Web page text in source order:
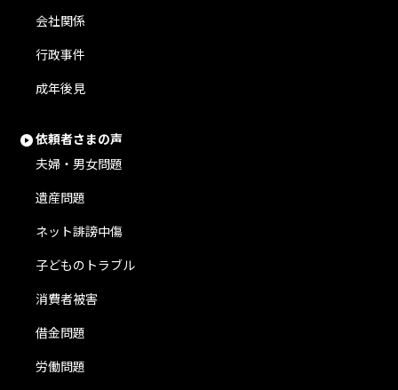
会社関係
行政事件
成年後見
依頼者さまの声
夫婦・男女問題
遺産問題
ネット誹謗中傷
子どものトラブル
消費者被害
借金問題
労働問題